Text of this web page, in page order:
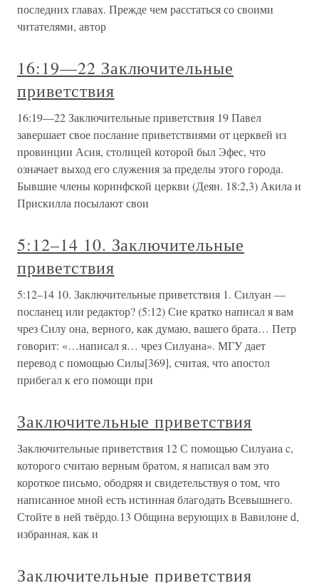
последних главах. Прежде чем расстаться со своими
читателями, автор
16:19—22 Заключительные
приветствия
16:19—22 Заключительные приветствия 19 Павел
завершает свое послание приветствиями от церквей из
провинции Асия, столицей которой был Эфес, что
означает выход его служения за пределы этого города.
Бывшие члены коринфской церкви (Деян. 18:2,3) Акила и
Прискилла посылают свои
5:12–14 10. Заключительные
приветствия
5:12–14 10. Заключительные приветствия 1. Силуан —
посланец или редактор? (5:12) Сие кратко написал я вам
чрез Силу она, верного, как думаю, вашего брата… Петр
говорит: «…написал я… чрез Силуана». МГУ дает
перевод с помощью Силы[369], считая, что апостол
прибегал к его помощи при
Заключительные приветствия
Заключительные приветствия 12 С помощью Силуана c,
которого считаю верным братом, я написал вам это
короткое письмо, ободряя и свидетельствуя о том, что
написанное мной есть истинная благодать Всевышнего.
Стойте в ней твёрдо.13 Община верующих в Вавилоне d,
избранная, как и
Заключительные приветствия